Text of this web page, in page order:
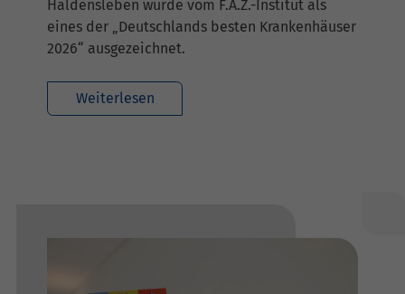
Haldensleben wurde vom F.A.Z.-Institut als
eines der „Deutschlands besten Krankenhäuser
2026“ ausgezeichnet.
Weiterlesen